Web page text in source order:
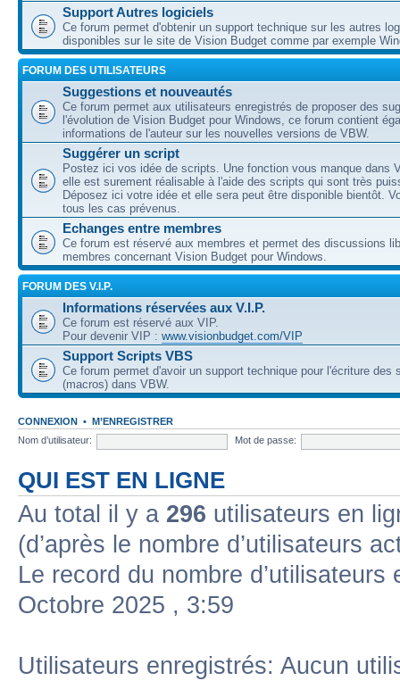
Support Autres logiciels
Ce forum permet d'obtenir un support technique sur les autres
disponibles sur le site de Vision Budget comme par exemple
FORUM DES UTILISATEURS
Suggestions et nouveautés
Ce forum permet aux utilisateurs enregistrés de proposer des
l'évolution de Vision Budget pour Windows, ce forum contient
informations de l'auteur sur les nouvelles versions de VBW.
Suggérer un script
Postez ici vos idée de scripts. Une fonction vous manque dans
elle est surement réalisable à l'aide des scripts qui sont très
Déposez ici votre idée et elle sera peut être disponible bientôt.
tous les cas prévenus.
Echanges entre membres
Ce forum est réservé aux membres et permet des discussions
membres concernant Vision Budget pour Windows.
FORUM DES V.I.P.
Informations réservées aux V.I.P.
Ce forum est réservé aux VIP.
Pour devenir VIP : www.visionbudget.com/VIP
Support Scripts VBS
Ce forum permet d'avoir un support technique pour l'écriture des
(macros) dans VBW.
CONNEXION • M’ENREGISTRER
Nom d’utilisateur:
Mot de passe:
QUI EST EN LIGNE
Au total il y a 296 utilisateurs en
(d’après le nombre d’utilisateurs
Le record du nombre
Octobre 2025 , 3:59
Utilisateurs enregistrés: Aucun